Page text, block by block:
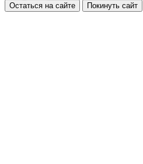
Остаться на сайте
Покинуть сайт